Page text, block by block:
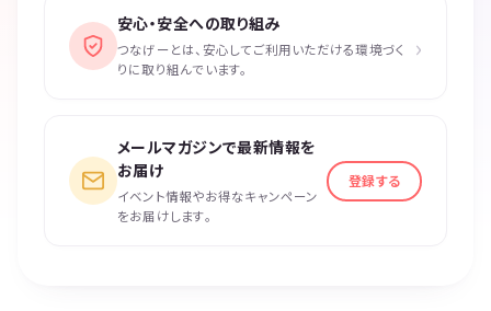
安心・安全への取り組み
つなげーとは、安心してご利用いただける環境づく
りに取り組んでいます。
›
メールマガジンで最新情報を
お届け
イベント情報やお得なキャンペーン
をお届けします。
登録する